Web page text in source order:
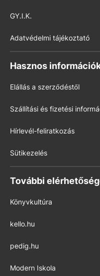
GY.I.K.
Adatvédelmi tájékoztató
Hasznos
Elállás a szerződéstől
Szállítási és fizetési
Hírlevél-feliratkozás
Sütikezelés
További
Könyvkultúra
kello.hu
pedig.hu
Modern Iskola